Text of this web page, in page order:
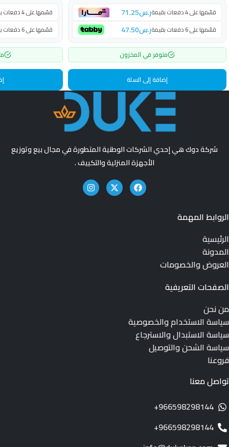
قسّمها على 4 دفعات بقيمة ر.س71.25
قسّمها على 6 دفعات بقيمة ر.س47.50
متوفر في المخزون
إضافة إلى السلة
قسّمها على 4 دفعات بقيمة
قسّمها على 6 دفعات بقيمة
شركة دوك هي إحدي الشركات الوطنية المتطورة في مجال بيع وتوزيع
الأجهزة المنزلية والتكييف .
الروابط المهمة
الرئيسية
المدونة
العروض والخصومات
الصفحات التعريفية
من نحن
سياسة الاستخدام والخصوصية
سياسة الاستبدال والاسترجاع
سياسة الشحن والتوصيل
فروعنا
تواصل معنا
966598298144+
966598298144+